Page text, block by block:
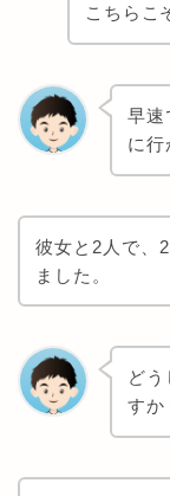
こちらこ
早速
に行
彼女と2人で、
ました。
ど
すか